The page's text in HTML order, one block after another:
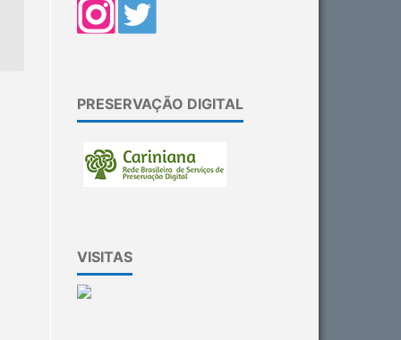
PRESERVAÇÃO DIGITAL
VISITAS